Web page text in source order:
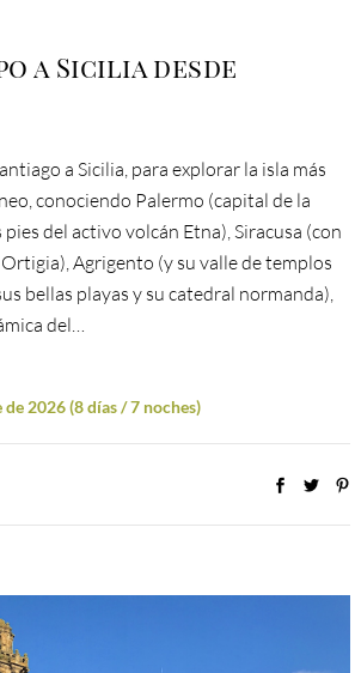
a Sicilia desde
a Sicilia, para explorar la isla más
conociendo Palermo (capital de la
del activo volcán Etna), Siracusa (con
Agrigento (y su valle de templos
bellas playas y su catedral normanda),
del…
2026 (8 días / 7 noches)